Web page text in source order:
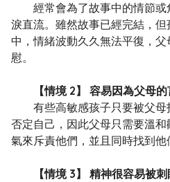
經常會為了故事中的情節或
淚直流。雖然故事已經完結，
中，情緒波動久久無法平復，
慰。
【情境 2】 容易因為父母的
有些高敏感孩子只要被父母
否定自己，因此父母只需要溫
氣來斥責他們，並且同時找到他
【情境 3】 精神很容易被刺